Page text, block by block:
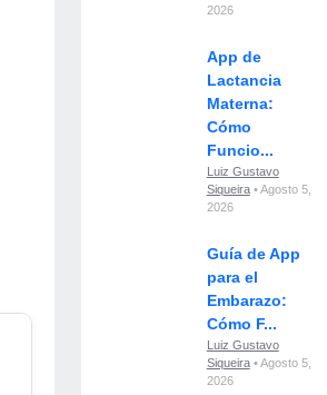
2026
App de
Lactancia
Materna:
Cómo
Funcio...
Luiz Gustavo
Siqueira• Agosto 5,
2026
Guía de App
para el
Embarazo:
Cómo F...
Luiz Gustavo
Siqueira• Agosto 5,
2026